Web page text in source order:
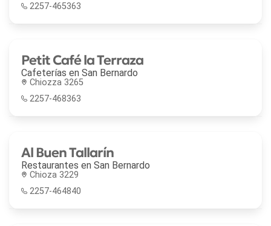
2257-465363
Petit Café la Terraza
Cafeterías en San Bernardo
Chiozza 3265
2257-468363
Al Buen Tallarín
Restaurantes en San Bernardo
Chioza 3229
2257-464840